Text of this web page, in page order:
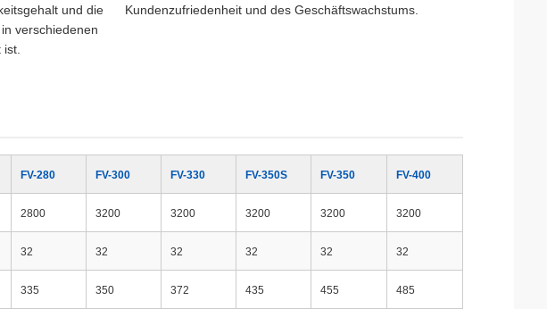
und die
verschiedenen
Kundenzufriedenheit und des Geschäftswachstums.
FV-280 FV-300 FV-330 FV-350S FV-350 FV-400
2800 3200 3200 3200 3200 3200
32 32 32 32 32 32
335 350 372 435 455 485